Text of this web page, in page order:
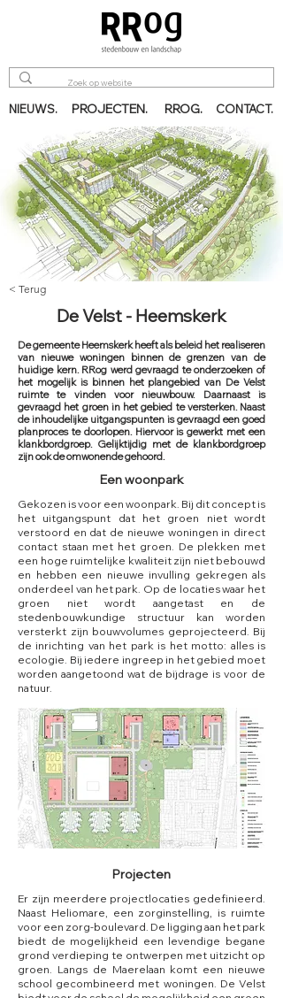
NIEUWS. PROJECTEN. RROG. CONTACT.
< Terug
De Velst - Heemskerk
De gemeente Heemskerk heeft als beleid het realiseren
van nieuwe woningen binnen de grenzen van de
huidige kern. RRog werd gevraagd te onderzoeken of
het mogelijk is binnen het plangebied van De Velst
ruimte te vinden voor nieuwbouw. Daarnaast is
gevraagd het groen in het gebied te versterken. Naast
de inhoudelijke uitgangspunten is gevraagd een goed
planproces te doorlopen. Hiervoor is gewerkt met een
klankbordgroep. Gelijktijdig met de klankbordgroep
zijn ook de omwonende gehoord.
Een woonpark
Gekozen is voor een woonpark. Bij dit concept is
het uitgangspunt dat het groen niet wordt
verstoord en dat de nieuwe woningen in direct
contact staan met het groen. De plekken met
een hoge ruimtelijke kwaliteit zijn niet bebouwd
en hebben een nieuwe invulling gekregen als
onderdeel van het park. Op de locaties waar het
groen niet wordt aangetast en de
stedenbouwkundige structuur kan worden
versterkt zijn bouwvolumes geprojecteerd. Bij
de inrichting van het park is het motto: alles is
ecologie. Bij iedere ingreep in het gebied moet
worden aangetoond wat de bijdrage is voor de
natuur.
Projecten
Er zijn meerdere projectlocaties gedefinieerd.
Naast Heliomare, een zorginstelling, is ruimte
voor een zorg-boulevard. De ligging aan het park
biedt de mogelijkheid een levendige begane
grond verdieping te ontwerpen met uitzicht op
groen. Langs de Maerelaan komt een nieuwe
school gecombineerd met woningen. De Velst